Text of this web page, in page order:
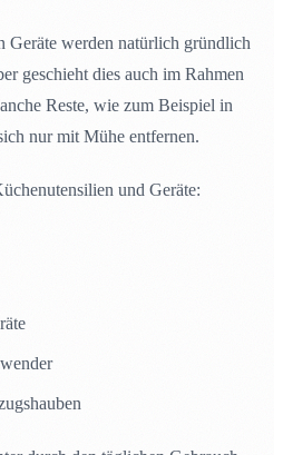
Geräte werden natürlich gründlich
geschieht dies auch im Rahmen
Reste, wie zum Beispiel in
nur mit Mühe entfernen.
und Geräte: